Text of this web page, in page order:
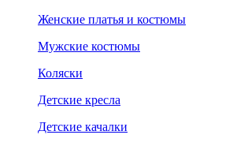
Женские платья и костюмы
Мужские костюмы
Коляски
Детские кресла
Детские качалки